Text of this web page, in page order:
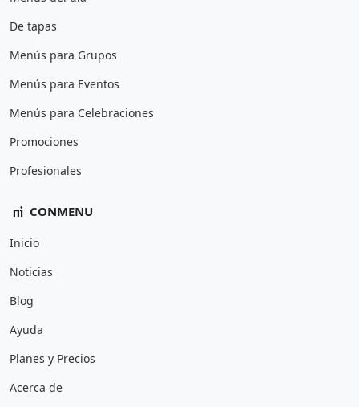
De tapas
Menús para Grupos
Menús para Eventos
Menús para Celebraciones
Promociones
Profesionales
CONMENU
Inicio
Noticias
Blog
Ayuda
Planes y Precios
Acerca de